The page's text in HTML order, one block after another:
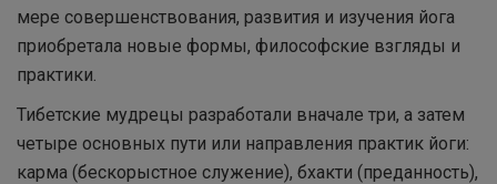
мере совершенствования, развития и изучения йога
приобретала новые формы, философские взгляды и
практики.
Тибетские мудрецы разработали вначале три, а затем
четыре основных пути или направления практик йоги:
карма (бескорыстное служение), бхакти (преданность),